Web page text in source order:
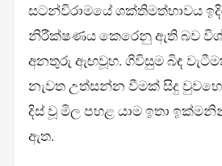
සටන්විරාමයේ ශක්තිමත්භාවය
නිරීක්ෂණය කෙරෙනු ඇති බව
අනතුරු ඇඟවූහ. ගිවිසුම බිඳ
නැවත උත්සන්න වීමක් සිදු
දිස් වූ මිල පහළ යාම ඉතා
ඇත.